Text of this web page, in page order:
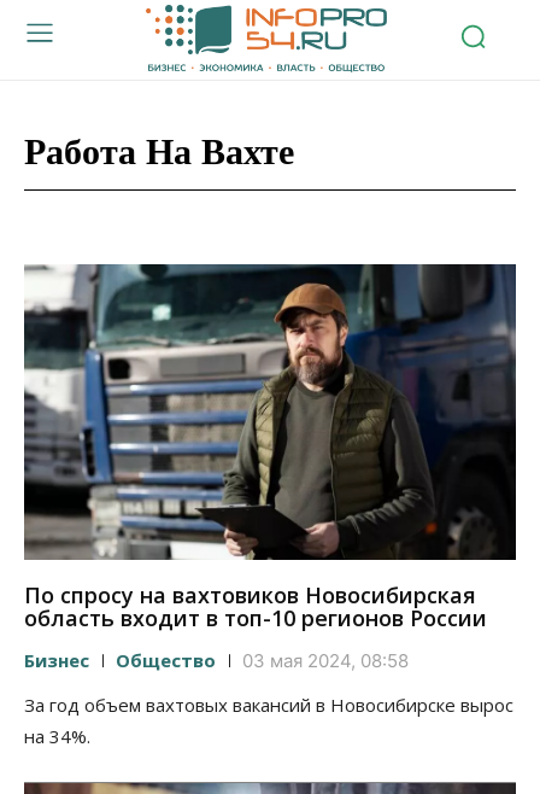
Работа На Вахте
По спросу на вахтовиков Новосибирская
область входит в топ-10 регионов России
Бизнес Общество 03 мая 2024, 08:58
За год объем вахтовых вакансий в Новосибирске вырос
на 34%.